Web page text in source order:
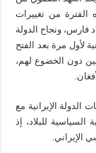
الفترة من تغييرات
ونجاح الدولة
لأول مرة بعد الفتح
دون الخضوع لهم،
الإيرانية مع
السياسية للبلاد، إذ
الإيراني.